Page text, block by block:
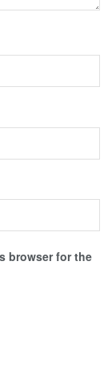
browser for the